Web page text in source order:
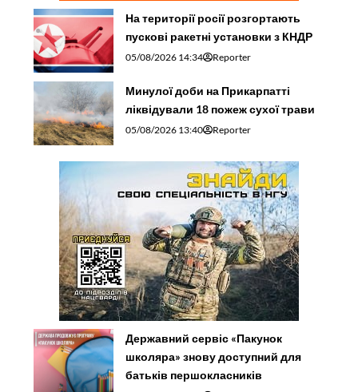
На території росії розгортають
пускові ракетні установки з КНДР
05/08/2026 14:34 Reporter
Минулої доби на Прикарпатті
ліквідували 18 пожеж сухої трави
05/08/2026 13:40 Reporter
Державний сервіс «Пакунок
школяра» знову доступний для
батьків першокласників